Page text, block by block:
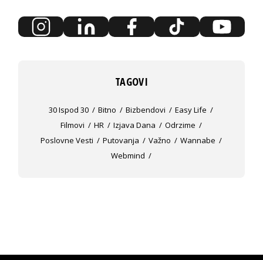
TAGOVI
30 Ispod 30 Bitno Bizbendovi
Easy Life
Filmovi
HR Izjava Dana
Odrzime
Poslovne Vesti
Putovanja Važno
Wannabe
Webmind